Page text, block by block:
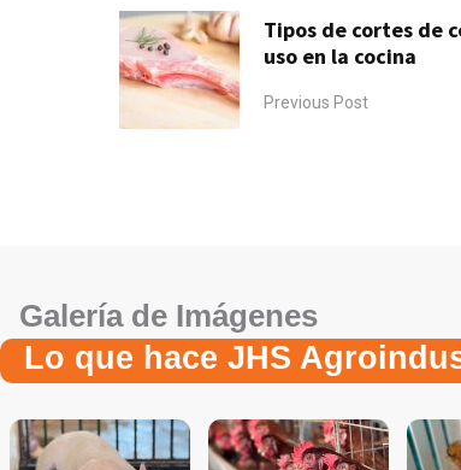
Tipos de cortes de
uso en la cocina
Previous Post
Galería de Imágenes
Lo que hace JHS